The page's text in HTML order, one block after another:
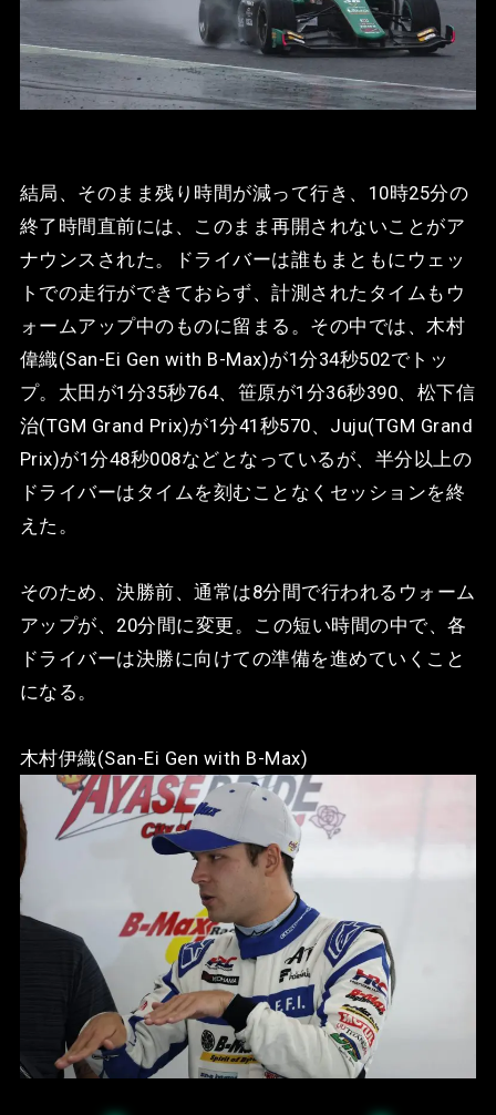
結局、そのまま残り時間が減って行き、10時25分の
終了時間直前には、このまま再開されないことがア
ナウンスされた。ドライバーは誰もまともにウェッ
トでの走行ができておらず、計測されたタイムもウ
ォームアップ中のものに留まる。その中では、木村
偉織(San-Ei Gen with B-Max)が1分34秒502でトッ
プ。太田が1分35秒764、笹原が1分36秒390、松下信
治(TGM Grand Prix)が1分41秒570、Juju(TGM Grand
Prix)が1分48秒008などとなっているが、半分以上の
ドライバーはタイムを刻むことなくセッションを終
えた。
そのため、決勝前、通常は8分間で行われるウォーム
アップが、20分間に変更。この短い時間の中で、各
ドライバーは決勝に向けての準備を進めていくこと
になる。
木村伊織(San-Ei Gen with B-Max)